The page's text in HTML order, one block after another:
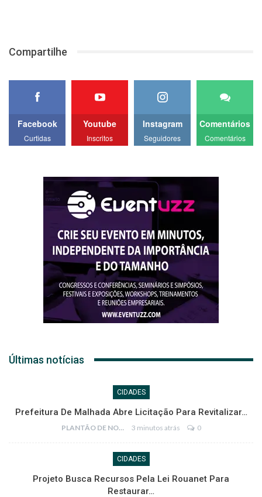
Compartilhe
Facebook
Curtidas
Youtube
Inscritos
Instagram
Seguidores
Comentários
Comentários
Últimas notícias
CIDADES
Prefeitura De Malhada Abre Licitação Para Revitalizar…
PLANTÃO DE NOTÍCIAS 3 minutos atrás 0
CIDADES
Projeto Busca Recursos Pela Lei Rouanet Para
Restaurar…